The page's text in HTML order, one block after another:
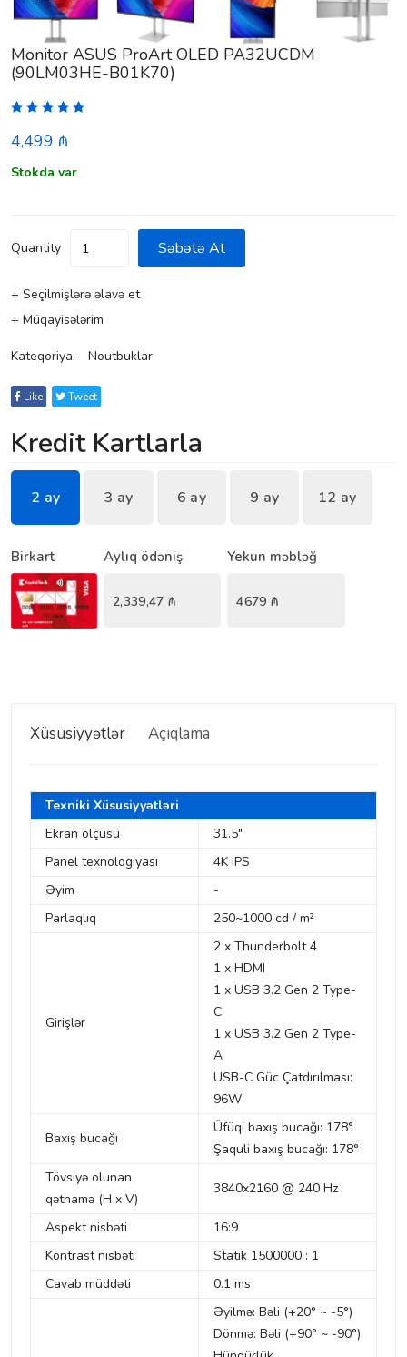
Monitor ASUS ProArt OLED PA32UCDM
(90LM03HE-B01K70)
4,499 ₼
Stokda var
Quantity Səbətə At
+ Seçilmişlərə əlavə et
+ Müqayisələrim
Kateqoriya: Noutbuklar
Like Tweet
Kredit Kartlarla
2 ay 3 ay 6 ay 9 ay 12 ay
Birkart Aylıq ödəniş
2,339,47 ₼
Yekun məbləğ
4679 ₼
Xüsusiyyətlər Açıqlama
Texniki Xüsusiyyətləri
Ekran ölçüsü
31.5"
Panel texnologiyası
4K IPS
Əyim
-
Parlaqlıq
250~1000 cd / m²
Girişlər
2 x Thunderbolt 4
1 x HDMI
1 x USB 3.2 Gen 2 Type-
C
1 x USB 3.2 Gen 2 Type-
A
USB-C Güc Çatdırılması:
96W
Baxış bucağı
Üfüqi baxış bucağı: 178°
Şaquli baxış bucağı: 178°
Tövsiyə olunan
qətnamə (H x V)
3840x2160 @ 240 Hz
Aspekt nisbəti
16:9
Kontrast nisbəti
Statik 1500000 : 1
Cavab müddəti
0.1 ms
Əyilmə: Bəli (+20° ~ -5°)
Dönmə: Bəli (+90° ~ -90°)